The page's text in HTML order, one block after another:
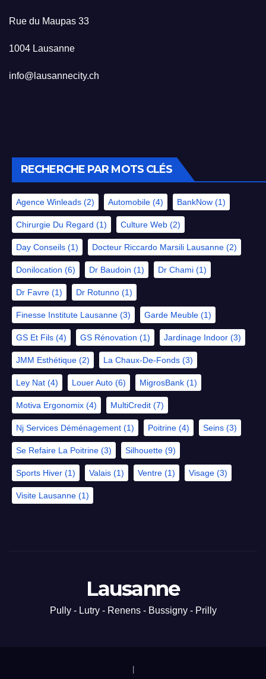
Rue du Maupas 33
1004 Lausanne
info@lausannecity.ch
RECHERCHE PAR MOTS CLÉS
Agence Winleads (2) Automobile (4) BankNow (1)
Chirurgie Du Regard (1) Culture Web (2)
Day Conseils (1) Docteur Riccardo Marsili Lausanne (2)
Donilocation (6) Dr Baudoin (1) Dr Chami (1)
Dr Favre (1) Dr Rotunno (1)
Finesse Institute Lausanne (3) Garde Meuble (1)
GS Et Fils (4) GS Rénovation (1) Jardinage Indoor (3)
JMM Esthétique (2) La Chaux-De-Fonds (3)
Ley Nat (4) Louer Auto (6) MigrosBank (1)
Motiva Ergonomix (4) MultiCredit (7)
Nj Services Déménagement (1) Poitrine (4) Seins (3)
Se Refaire La Poitrine (3) Silhouette (9)
Sports Hiver (1) Valais (1) Ventre (1) Visage (3)
Visite Lausanne (1)
Lausanne
Pully - Lutry - Renens - Bussigny - Prilly